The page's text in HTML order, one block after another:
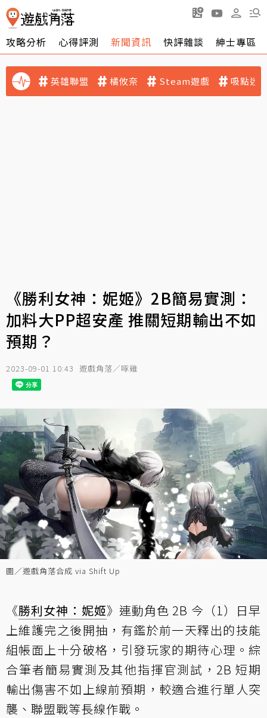
攻略分析 心得評測 新聞資訊 快評雜談 紳士專區
英雄聯盟 橘攸奈 Steam遊戲 吸點迷
《勝利女神：妮姬》2B簡易實測：
加料大PP超安產 推關短期輸出不如
預期？
2023-09-01 10:43 遊戲角落／啄雞
圖／遊戲角落合成 via Shift Up
《勝利女神：妮姬》連動角色 2B 今（1）日早
上維護完之後開抽，有鑑於前一天釋出的技能
組帳面上十分破格，引發玩家的期待心理。綜
合筆者簡易實測及其他指揮官測試，2B 短期
輸出傷害不如上線前預期，較適合進行單人突
襲、聯盟戰等長線作戰。